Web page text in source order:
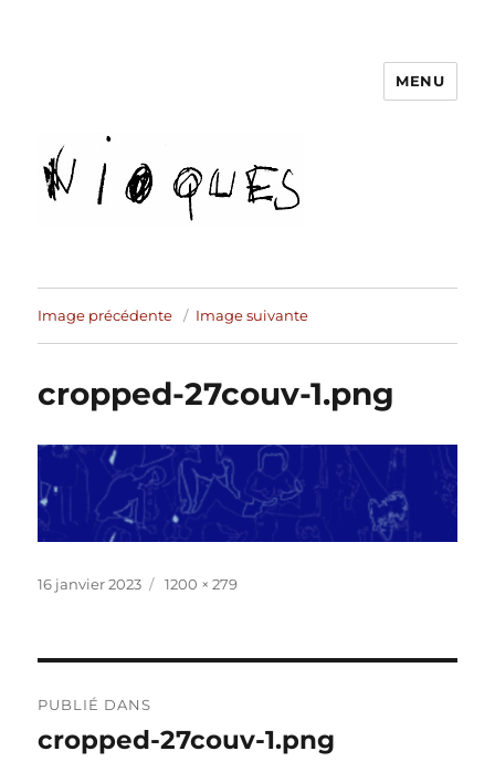
MENU
Image précédente Image suivante
cropped-27couv-1.png
Publié
16 janvier 2023
Taille
1200 × 279
de
PUBLIÉ DANS
cropped-27couv-1.png